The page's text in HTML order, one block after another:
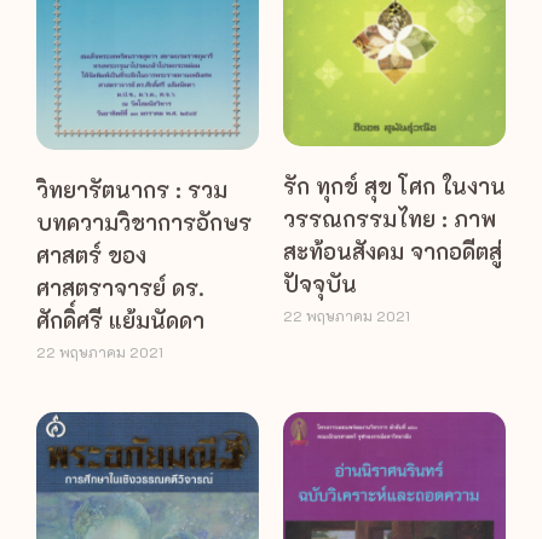
วิทยารัตนากร : รวม
บทความวิชาการอักษร
ศาสตร์ ของ
ศาสตราจารย์ ดร.
ศักดิ์ศรี แย้มนัดดา
22 พฤษภาคม 2021
รัก ทุกข์ สุข โศก ในงาน
วรรณกรรมไทย : ภาพ
สะท้อนสังคม จากอดีตสู่
ปัจจุบัน
22 พฤษภาคม 2021